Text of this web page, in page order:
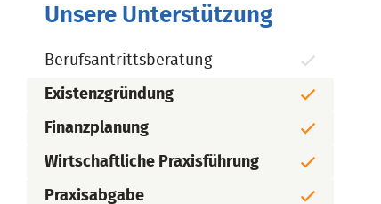
Unsere Unterstützung
Berufsantrittsberatung
Existenzgründung
Finanzplanung
Wirtschaftliche Praxisführung
Praxisabgabe